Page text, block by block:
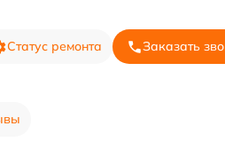
Статус ремонта Заказать